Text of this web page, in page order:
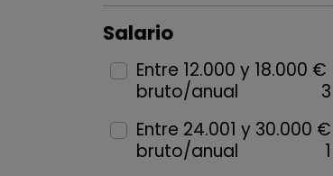
Salario
Entre 12.000 y 18.000 €
bruto/anual
3
Entre 24.001 y 30.000 €
bruto/anual
1